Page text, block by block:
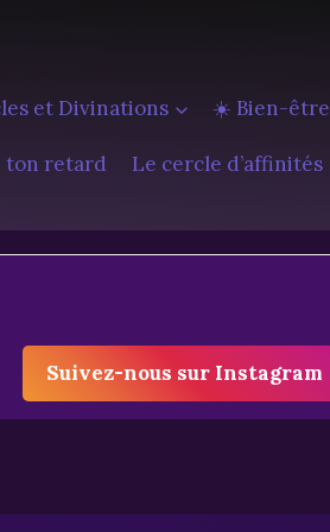
et Divinations ☀️ Bien-être
ton retard Le cercle d’affinités
Suivez-nous sur Instagram